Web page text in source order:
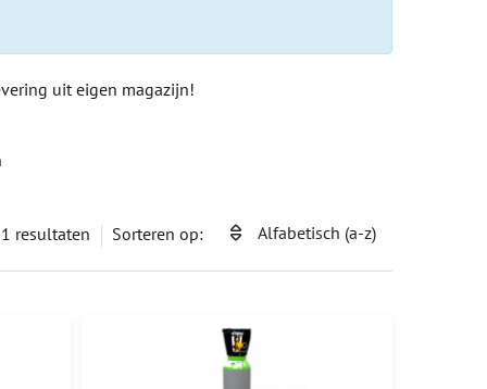
uit eigen magazijn!
resultaten Sorteren op: Alfabetisch (a-z)